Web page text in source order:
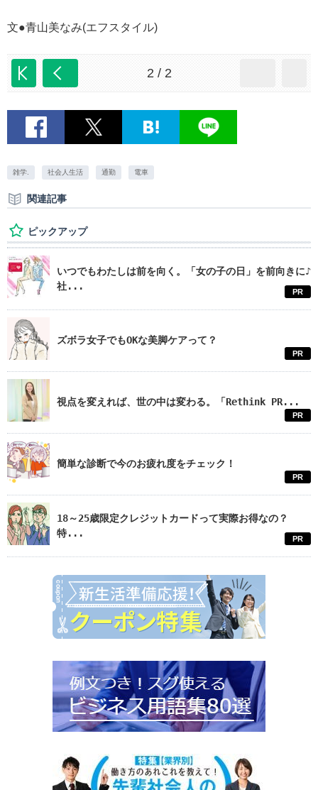
文●青山美なみ(エフスタイル)
2 / 2
雑学. 社会人生活 通勤 電車
関連記事
ピックアップ
いつでもわたしは前を向く。「女の子の日」を前向きに♪
社...
PR
ズボラ女子でもOKな美脚ケアって？
PR
視点を変えれば、世の中は変わる。「Rethink PR...
PR
簡単な診断で今のお疲れ度をチェック！
PR
18～25歳限定クレジットカードって実際お得なの？
特...
PR